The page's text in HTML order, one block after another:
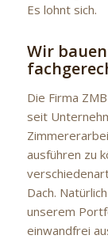
Es lohnt sich.
Wir
Die Firma
seit
ausführen zu
Dach.
unserem
einwandfrei